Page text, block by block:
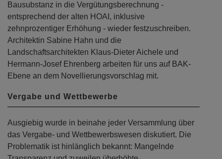
Bausubstanz in die Vergütungsberechnung -
entsprechend der alten HOAI, inklusive
zehnprozentiger Erhöhung - wieder festzuschreiben.
Architektin Sabine Hahn und die
Landschaftsarchitekten Klaus-Dieter Aichele und
Hermann-Josef Ehrenberg arbeiten für uns auf BAK-
Ebene an dem Novellierungsvorschlag mit.
Vergabe und Wettbewerbe
Ausgiebig wurde in beinahe jeder Versammlung über
das Vergabe- und Wettbewerbswesen diskutiert. Die
Problematik ist hinlänglich bekannt: Mangelnde